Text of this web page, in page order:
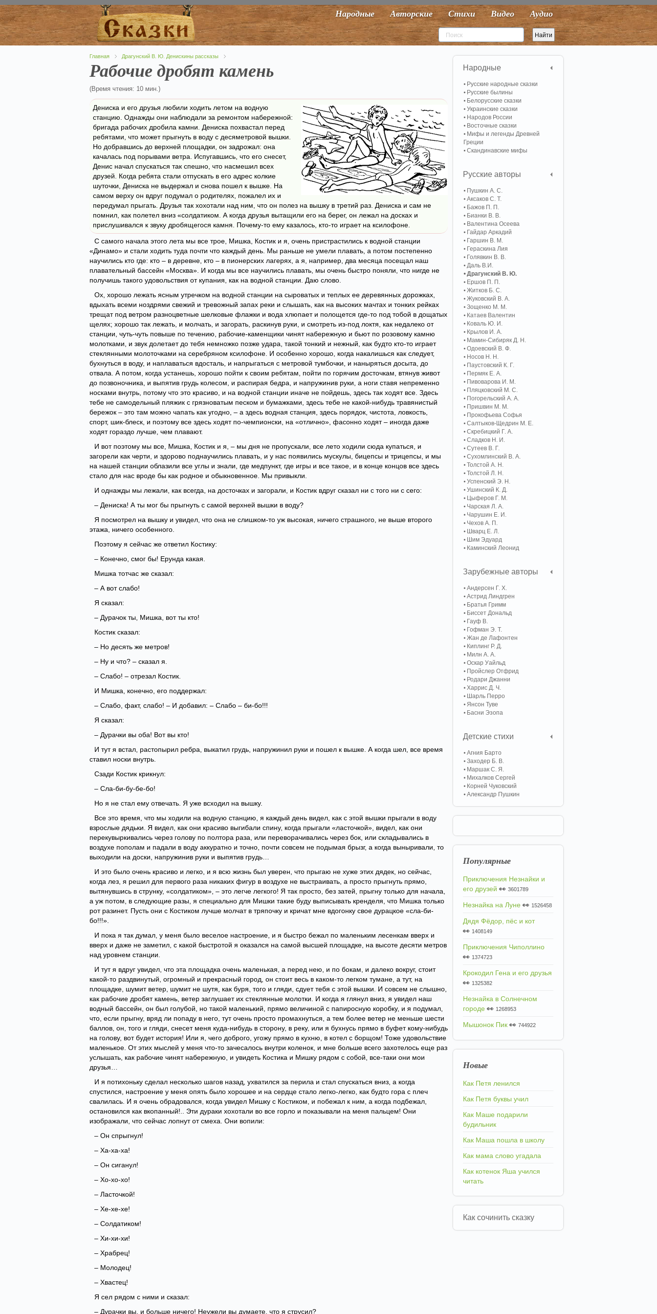
Народные Авторские Стихи Видео Аудио
Главная Драгунский В. Ю. Денискины рассказы
Рабочие дробят камень
(Время чтения: 10 мин.)
Дениска и его друзья любили ходить летом на водную
станцию. Однажды они наблюдали за ремонтом набережной:
бригада рабочих дробила камни. Дениска похвастал перед
ребятами, что может прыгнуть в воду с десяметровой вышки.
Но добравшись до верхней площадки, он задрожал: она
качалась под порывами ветра. Испугавшись, что его снесет,
Денис начал спускаться так спешно, что насмешил всех
друзей. Когда ребята стали отпускать в его адрес колкие
шуточки, Дениска не выдержал и снова пошел к вышке. На
самом верху он вдруг подумал о родителях, пожалел их и
передумал прыгать. Друзья так хохотали над ним, что он полез на вышку в третий раз. Дениска и сам не
помнил, как полетел вниз «солдатиком. А когда друзья вытащили его на берег, он лежал на досках и
прислушивался к звуку дробящегося камня. Почему-то ему казалось, кто-то играет на ксилофоне.
С самого начала этого лета мы все трое, Мишка, Костик и я, очень пристрастились к водной станции
«Динамо» и стали ходить туда почти что каждый день. Мы раньше не умели плавать, а потом постепенно
научились кто где: кто – в деревне, кто – в пионерских лагерях, а я, например, два месяца посещал наш
плавательный бассейн «Москва». И когда мы все научились плавать, мы очень быстро поняли, что нигде не
получишь такого удовольствия от купания, как на водной станции. Даю слово.
Ох, хорошо лежать ясным утречком на водной станции на сыроватых и теплых ее деревянных дорожках,
вдыхать всеми ноздрями свежий и тревожный запах реки и слышать, как на высоких мачтах и тонких рейках
трещат под ветром разноцветные шелковые флажки и вода хлюпает и полощется где-то под тобой в дощатых
щелях; хорошо так лежать, и молчать, и загорать, раскинув руки, и смотреть из-под локтя, как недалеко от
станции, чуть-чуть повыше по течению, рабочие-каменщики чинят набережную и бьют по розовому камню
молотками, и звук долетает до тебя немножко позже удара, такой тонкий и нежный, как будто кто-то играет
стеклянными молоточками на серебряном ксилофоне. И особенно хорошо, когда накалишься как следует,
бухнуться в воду, и наплаваться вдосталь, и напрыгаться с метровой тумбочки, и наныряться досыта, до
отвала. А потом, когда устанешь, хорошо пойти к своим ребятам, пойти по горячим досточкам, втянув живот
до позвоночника, и выпятив грудь колесом, и распирая бедра, и напружинив руки, а ноги ставя непременно
носками внутрь, потому что это красиво, и на водной станции иначе не пойдешь, здесь так ходят все. Здесь
тебе не самодельный пляжик с грязноватым песком и бумажками, здесь тебе не какой-нибудь травянистый
бережок – это там можно чапать как угодно, – а здесь водная станция, здесь порядок, чистота, ловкость,
спорт, шик-блеск, и поэтому все здесь ходят по-чемпионски, на «отлично», фасонно ходят – иногда даже
ходят гораздо лучше, чем плавают.
И вот поэтому мы все, Мишка, Костик и я, – мы дня не пропускали, все лето ходили сюда купаться, и
загорели как черти, и здорово поднаучились плавать, и у нас появились мускулы, бицепсы и трицепсы, и мы
на нашей станции облазили все углы и знали, где медпункт, где игры и все такое, и в конце концов все здесь
стало для нас вроде бы как родное и обыкновенное. Мы привыкли.
И однажды мы лежали, как всегда, на досточках и загорали, и Костик вдруг сказал ни с того ни с сего:
– Дениска! А ты мог бы прыгнуть с самой верхней вышки в воду?
Я посмотрел на вышку и увидел, что она не слишком-то уж высокая, ничего страшного, не выше второго
этажа, ничего особенного.
Поэтому я сейчас же ответил Костику:
– Конечно, смог бы! Ерунда какая.
Мишка тотчас же сказал:
– А вот слабо!
Я сказал:
– Дурачок ты, Мишка, вот ты кто!
Костик сказал:
– Но десять же метров!
– Ну и что? – сказал я.
– Слабо! – отрезал Костик.
И Мишка, конечно, его поддержал:
– Слабо, факт, слабо! – И добавил: – Слабо – би-бо!!!
Я сказал:
– Дурачки вы оба! Вот вы кто!
И тут я встал, растопырил ребра, выкатил грудь, напружинил руки и пошел к вышке. А когда шел, все время
ставил носки внутрь.
Сзади Костик крикнул:
– Сла-би-бу-бе-бо!
Но я не стал ему отвечать. Я уже всходил на вышку.
Все это время, что мы ходили на водную станцию, я каждый день видел, как с этой вышки прыгали в воду
взрослые дядьки. Я видел, как они красиво выгибали спину, когда прыгали «ласточкой», видел, как они
перекувыркивались через голову по полтора раза, или переворачивались через бок, или складывались в
воздухе пополам и падали в воду аккуратно и точно, почти совсем не подымая брызг, а когда выныривали, то
выходили на доски, напружинив руки и выпятив грудь…
И это было очень красиво и легко, и я всю жизнь был уверен, что прыгаю не хуже этих дядек, но сейчас,
когда лез, я решил для первого раза никаких фигур в воздухе не выстраивать, а просто прыгнуть прямо,
вытянувшись в струнку, «солдатиком», – это легче легкого! Я так просто, без затей, прыгну только для начала,
а уж потом, в следующие разы, я специально для Мишки такие буду выписывать кренделя, что Мишка только
рот разинет. Пусть они с Костиком лучше молчат в тряпочку и кричат мне вдогонку свое дурацкое «сла-би-
бо!!!».
И пока я так думал, у меня было веселое настроение, и я быстро бежал по маленьким лесенкам вверх и
вверх и даже не заметил, с какой быстротой я оказался на самой высшей площадке, на высоте десяти метров
над уровнем станции.
И тут я вдруг увидел, что эта площадка очень маленькая, а перед нею, и по бокам, и далеко вокруг, стоит
какой-то раздвинутый, огромный и прекрасный город, он стоит весь в каком-то легком тумане, а тут, на
площадке, шумит ветер, шумит не шутя, как буря, того и гляди, сдует тебя с этой вышки. И совсем не слышно,
как рабочие дробят камень, ветер заглушает их стеклянные молотки. И когда я глянул вниз, я увидел наш
водный бассейн, он был голубой, но такой маленький, прямо величиной с папиросную коробку, и я подумал,
что, если прыгну, вряд ли попаду в него, тут очень просто промахнуться, а тем более ветер не меньше шести
баллов, он, того и гляди, снесет меня куда-нибудь в сторону, в реку, или я бухнусь прямо в буфет кому-нибудь
на голову, вот будет история! Или я, чего доброго, угожу прямо в кухню, в котел с борщом! Тоже удовольствие
маленькое. От этих мыслей у меня что-то зачесалось внутри коленок, и мне больше всего захотелось еще раз
услышать, как рабочие чинят набережную, и увидеть Костика и Мишку рядом с собой, все-таки они мои
друзья…
И я потихоньку сделал несколько шагов назад, ухватился за перила и стал спускаться вниз, а когда
спустился, настроение у меня опять было хорошее и на сердце стало легко-легко, как будто гора с плеч
свалилась. И я очень обрадовался, когда увидел Мишку с Костиком, и побежал к ним, а когда подбежал,
остановился как вкопанный!.. Эти дураки хохотали во все горло и показывали на меня пальцем! Они
изображали, что сейчас лопнут от смеха. Они вопили:
– Он спрыгнул!
– Ха-ха-ха!
– Он сиганул!
– Хо-хо-хо!
– Ласточкой!
– Хе-хе-хе!
– Солдатиком!
– Хи-хи-хи!
– Храбрец!
– Молодец!
– Хвастец!
Я сел рядом с ними и сказал:
– Дурачки вы, и больше ничего! Неужели вы думаете, что я струсил?
Народные
Русские народные сказки
Русские былины
Белорусские сказки
Украинские сказки
Народов России
Восточные сказки
Мифы и легенды Древней
Греции
Скандинавские мифы
Русские авторы
Пушкин А. С.
Аксаков С. Т.
Бажов П. П.
Бианки В. В.
Валентина Осеева
Гайдар Аркадий
Гаршин В. М.
Гераскина Лия
Голявкин В. В.
Даль В.И.
Драгунский В. Ю.
Ершов П. П.
Житков Б. С.
Жуковский В. А.
Зощенко М. М.
Катаев Валентин
Коваль Ю. И.
Крылов И. А.
Мамин-Сибиряк Д. Н.
Одоевский В. Ф.
Носов Н. Н.
Паустовский К. Г.
Пермяк Е. А.
Пивоварова И. М.
Пляцковский М. С.
Погорельский А. A.
Пришвин М. М.
Прокофьева Софья
Салтыков-Щедрин М. Е.
Скребицкий Г. А.
Сладков Н. И.
Сутеев В. Г.
Сухомлинский В. А.
Толстой А. Н.
Толстой Л. Н.
Успенский Э. Н.
Ушинский К. Д.
Цыферов Г. М.
Чарская Л. А.
Чарушин Е. И.
Чехов А. П.
Шварц Е. Л.
Шим Эдуард
Каминский Леонид
Зарубежные авторы
Андерсен Г. Х.
Астрид Линдгрен
Братья Гримм
Биссет Дональд
Гауф В.
Гофман Э. Т.
Жан де Лафонтен
Киплинг Р. Д.
Милн А. А.
Оскар Уайльд
Пройслер Отфрид
Родари Джанни
Харрис Д. Ч.
Шарль Перро
Янсон Туве
Басни Эзопа
Детские стихи
Агния Барто
Заходер Б. В.
Маршак С. Я.
Михалков Сергей
Корней Чуковский
Александр Пушкин
Популярные
Приключения Незнайки и
его друзей 👀 3601789
Незнайка на Луне 👀 1526458
Дядя Фёдор, пёс и кот
👀 1408149
Приключения Чиполлино
👀 1374723
Крокодил Гена и его друзья
👀 1325382
Незнайка в Солнечном
городе 👀 1268953
Мышонок Пик 👀 744922
Новые
Как Петя ленился
Как Петя буквы учил
Как Маше подарили
будильник
Как Маша пошла в школу
Как мама слово угадала
Как котенок Яша учился
читать
Как сочинить сказку